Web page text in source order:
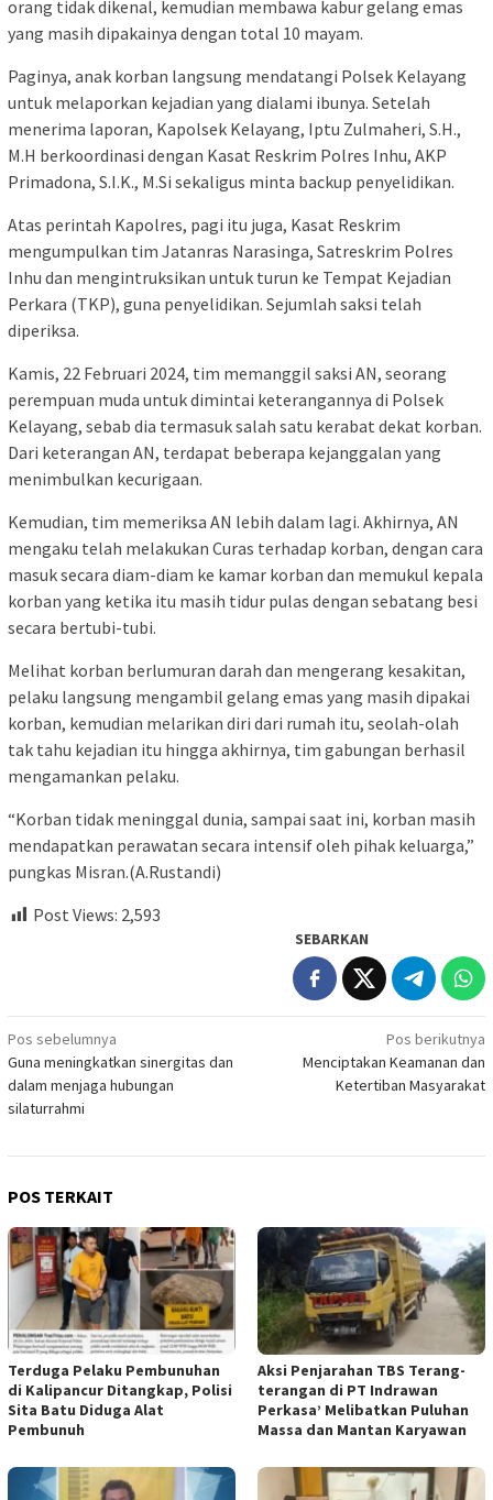
orang tidak dikenal, kemudian membawa kabur gelang emas
yang masih dipakainya dengan total 10 mayam.
Paginya, anak korban langsung mendatangi Polsek Kelayang
untuk melaporkan kejadian yang dialami ibunya. Setelah
menerima laporan, Kapolsek Kelayang, Iptu Zulmaheri, S.H.,
M.H berkoordinasi dengan Kasat Reskrim Polres Inhu, AKP
Primadona, S.I.K., M.Si sekaligus minta backup penyelidikan.
Atas perintah Kapolres, pagi itu juga, Kasat Reskrim
mengumpulkan tim Jatanras Narasinga, Satreskrim Polres
Inhu dan mengintruksikan untuk turun ke Tempat Kejadian
Perkara (TKP), guna penyelidikan. Sejumlah saksi telah
diperiksa.
Kamis, 22 Februari 2024, tim memanggil saksi AN, seorang
perempuan muda untuk dimintai keterangannya di Polsek
Kelayang, sebab dia termasuk salah satu kerabat dekat korban.
Dari keterangan AN, terdapat beberapa kejanggalan yang
menimbulkan kecurigaan.
Kemudian, tim memeriksa AN lebih dalam lagi. Akhirnya, AN
mengaku telah melakukan Curas terhadap korban, dengan cara
masuk secara diam-diam ke kamar korban dan memukul kepala
korban yang ketika itu masih tidur pulas dengan sebatang besi
secara bertubi-tubi.
Melihat korban berlumuran darah dan mengerang kesakitan,
pelaku langsung mengambil gelang emas yang masih dipakai
korban, kemudian melarikan diri dari rumah itu, seolah-olah
tak tahu kejadian itu hingga akhirnya, tim gabungan berhasil
mengamankan pelaku.
“Korban tidak meninggal dunia, sampai saat ini, korban masih
mendapatkan perawatan secara intensif oleh pihak keluarga,”
pungkas Misran.(A.Rustandi)
Post Views: 2,593
SEBARKAN
Navigasi
pos
Pos sebelumnya
Guna meningkatkan sinergitas dan
dalam menjaga hubungan
silaturrahmi
Pos berikutnya
Menciptakan Keamanan dan
Ketertiban Masyarakat
POS TERKAIT
Terduga Pelaku Pembunuhan
di Kalipancur Ditangkap, Polisi
Sita Batu Diduga Alat
Pembunuh
Aksi Penjarahan TBS Terang-
terangan di PT Indrawan
Perkasa’ Melibatkan Puluhan
Massa dan Mantan Karyawan